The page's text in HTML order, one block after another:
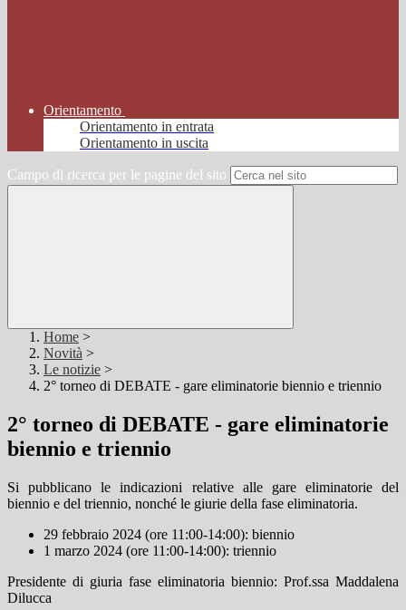
Orientamento
Orientamento in entrata
Orientamento in uscita
Campo di ricerca per le pagine del sito
Home >
Novità >
Le notizie >
2° torneo di DEBATE - gare eliminatorie biennio e triennio
2° torneo di DEBATE - gare eliminatorie
biennio e triennio
Si pubblicano le indicazioni relative alle gare eliminatorie del
biennio e del triennio, nonché le giurie della fase eliminatoria.
29 febbraio 2024 (ore 11:00-14:00): biennio
1 marzo 2024 (ore 11:00-14:00): triennio
Presidente di giuria fase eliminatoria biennio: Prof.ssa Maddalena
Dilucca